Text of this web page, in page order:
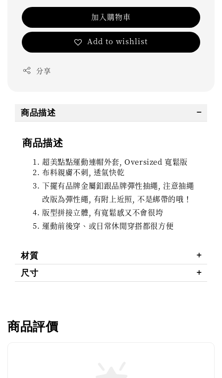
加入購物車
Add to wishlist
分享
商品描述
商品描述
超美點點運動連帽外套, Oversized 寬鬆版
布料親膚不刺, 透氣快乾
下擺有品牌金屬釦跟品牌彈性抽繩, 注意抽繩
改版為彈性繩, 有附上近照, 不是綁帶的哦！
版型拼接立體, 有寬鬆感又不會很垮
運動前後穿、或日常休閒穿搭都很方便
材質
尺寸
商品評價